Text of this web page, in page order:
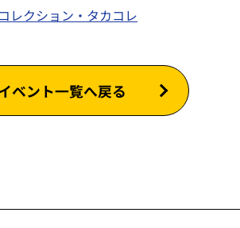
レクション・タカコレ
ベント一覧へ戻る